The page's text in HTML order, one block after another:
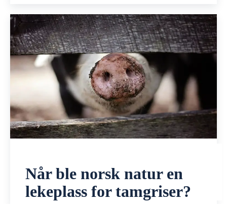
Når ble norsk natur en
lekeplass for tamgriser?